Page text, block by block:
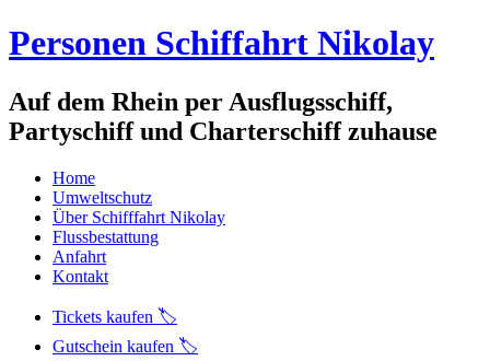
Personen Schiffahrt Nikolay
Auf dem Rhein per Ausflugsschiff,
Partyschiff und Charterschiff zuhause
Home
Umweltschutz
Über Schifffahrt Nikolay
Flussbestattung
Anfahrt
Kontakt
Tickets kaufen 🏷️
Gutschein kaufen 🏷️